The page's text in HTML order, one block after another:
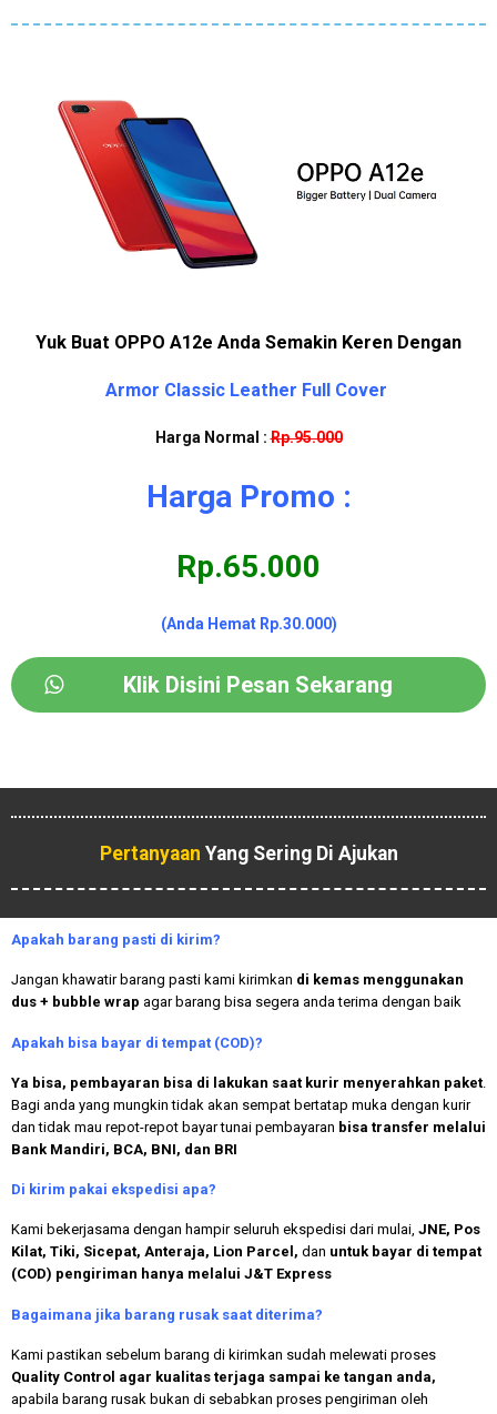
Yuk Buat OPPO A12e Anda Semakin Keren Dengan
Armor Classic Leather Full Cover
Harga Normal :Rp.95.000
Harga Promo :
Rp.65.000
(Anda Hemat Rp.30.000)
Klik Disini Pesan Sekarang
Pertanyaan Yang Sering Di Ajukan
Apakah barang pasti di kirim?
Jangan khawatir barang pasti kami kirimkan di kemas menggunakan
dus + bubble wrap agar barang bisa segera anda terima dengan baik
Apakah bisa bayar di tempat (COD)?
Ya bisa, pembayaran bisa di lakukan saat kurir menyerahkan paket
Bagi anda yang mungkin tidak akan sempat bertatap muka dengan kurir
dan tidak mau repot-repot bayar tunai pembayaran bisa transfer melalui
Bank Mandiri, BCA, BNI, dan BRI
Di kirim pakai ekspedisi apa?
Kami bekerjasama dengan hampir seluruh ekspedisi dari mulai, JNE, Pos
Kilat, Tiki, Sicepat, Anteraja, Lion Parcel, dan untuk bayar di tempat
(COD) pengiriman hanya melalui J&T Express
Bagaimana jika barang rusak saat diterima?
Kami pastikan sebelum barang di kirimkan sudah melewati proses
Quality Control agar kualitas terjaga sampai ke tangan anda,
apabila barang rusak bukan di sebabkan proses pengiriman oleh